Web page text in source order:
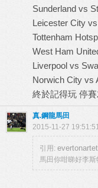
Sunderland vs
Leicester City
Tottenham
West Ham
Liverpool vs
Norwich City vs
終於記得玩 停
真.鋼龍馬田
2015-11-27
引用:
馬田你咁睇好李斯